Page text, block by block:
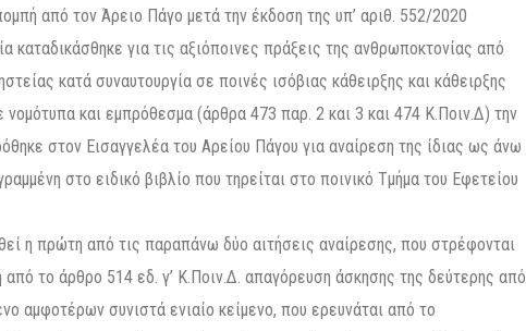
από τον Άρειο Πάγο μετά την έκδοση της υπ’ αριθ. 552/2020
καταδικάσθηκε για τις αξιόποινες πράξεις της ανθρωποκτονίας από
κατά συναυτουργία σε ποινές ισόβιας κάθειρξης και κάθειρξης
και εμπρόθεσμα (άρθρα 473 παρ. 2 και 3 και 474 Κ.Ποιν.Δ) την
στον Εισαγγελέα του Αρείου Πάγου για αναίρεση της ίδιας ως άνω
στο ειδικό βιβλίο που τηρείται στο ποινικό Τμήμα του Εφετείου
η πρώτη από τις παραπάνω δύο αιτήσεις αναίρεσης, που στρέφονται
από το άρθρο 514 εδ. γ’ Κ.Ποιν.Δ. απαγόρευση άσκησης της δεύτερης από
αμφοτέρων συνιστά ενιαίο κείμενο, που ερευνάται από το